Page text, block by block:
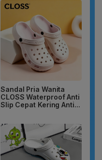
Sandal Pria Wanita
CLOSS Waterproof Anti
Slip Cepat Kering Anti...